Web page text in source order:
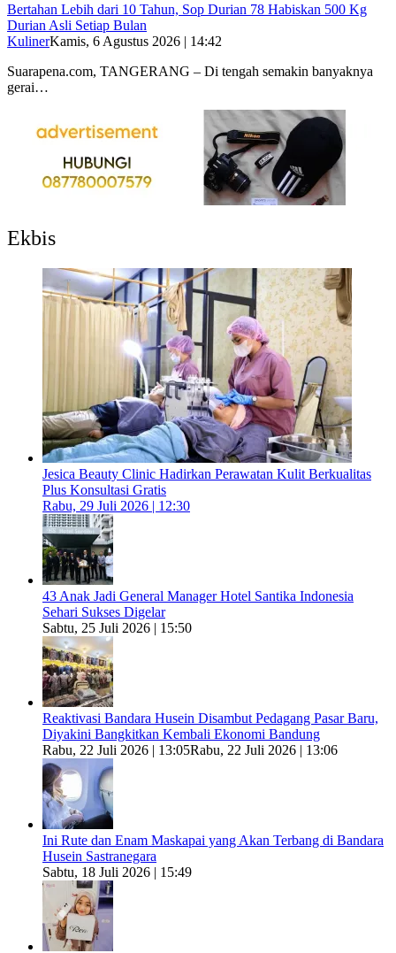
Bertahan Lebih dari 10 Tahun, Sop Durian 78 Habiskan 500 Kg
Durian Asli Setiap Bulan
KulinerKamis, 6 Agustus 2026 | 14:42
Suarapena.com, TANGERANG – Di tengah semakin banyaknya
gerai…
Ekbis
Jesica Beauty Clinic Hadirkan Perawatan Kulit Berkualitas
Plus Konsultasi Gratis
Rabu, 29 Juli 2026 | 12:30
43 Anak Jadi General Manager Hotel Santika Indonesia
Sehari Sukses Digelar
Sabtu, 25 Juli 2026 | 15:50
Reaktivasi Bandara Husein Disambut Pedagang Pasar Baru,
Diyakini Bangkitkan Kembali Ekonomi Bandung
Rabu, 22 Juli 2026 | 13:05Rabu, 22 Juli 2026 | 13:06
Ini Rute dan Enam Maskapai yang Akan Terbang di Bandara
Husein Sastranegara
Sabtu, 18 Juli 2026 | 15:49